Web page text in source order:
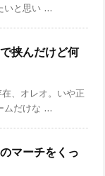
いと思い ...
挟んだけど何
、オレオ。いや正
ムだけな ...
マーチをくっ